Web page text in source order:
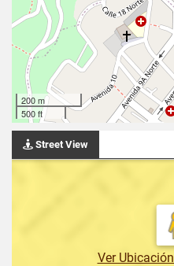
200 m
500 ft
Street View
Ver Ubicación